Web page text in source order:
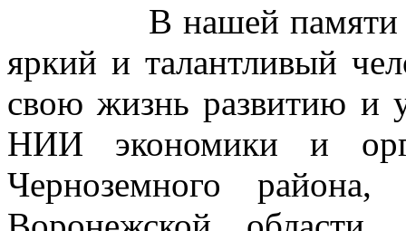
В нашей памяти
яркий и талантливый
свою жизнь развитию и
НИИ экономики и
Черноземного